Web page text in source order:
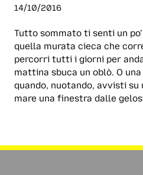
14/10/2016
Tutto sommato ti senti un
quella murata cieca che
percorri tutti i giorni per
mattina sbuca un oblò. O
quando, nuotando, avvisti su
mare una finestra dalle